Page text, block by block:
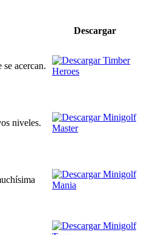
Descargar
acercan.
niveles.